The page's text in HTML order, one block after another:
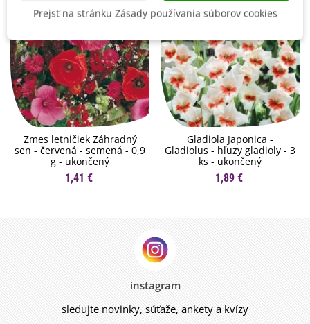
Zmes letničiek Záhradný
sen - červená - semená - 0,9
g - ukončený
1,41 €
Gladiola Japonica -
Gladiolus - hľuzy gladioly - 3
ks - ukončený
1,89 €
instagram
sledujte novinky, súťaže, ankety a kvízy
Prejsť na stránku Zásady používania súborov cookies